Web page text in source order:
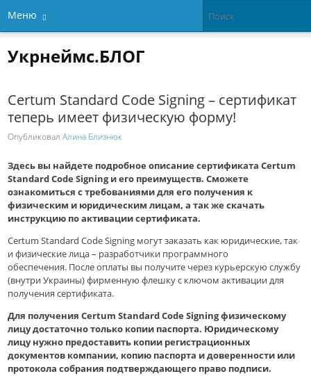
Меню
Укрнеймс.БЛОГ
Certum Standard Code Signing – сертификат
теперь имеет физическую форму!
ОпубликовалАлина Близнюк
Здесь вы найдете подробное описание сертификата Certum
Standard Code Signing и его преимуществ. Сможете
ознакомиться с требованиями для его получения к
физическим и юридическим лицам, а так же скачать
инструкцию по активации сертификата.
Certum Standard Code Signing могут заказать как юридические, так
и физические лица – разработчики программного
обеспечения. После оплаты вы получите через курьерскую службу
(внутри Украины) фирменную флешку с ключом активации для
получения сертификата.
Для получения Certum Standard Code Signing физическому
лицу достаточно только копии паспорта. Юридическому
лицу нужно предоставить копии регистрационных
документов компании, копию паспорта и доверенности или
протокола собрания подтверждающего право подписи.